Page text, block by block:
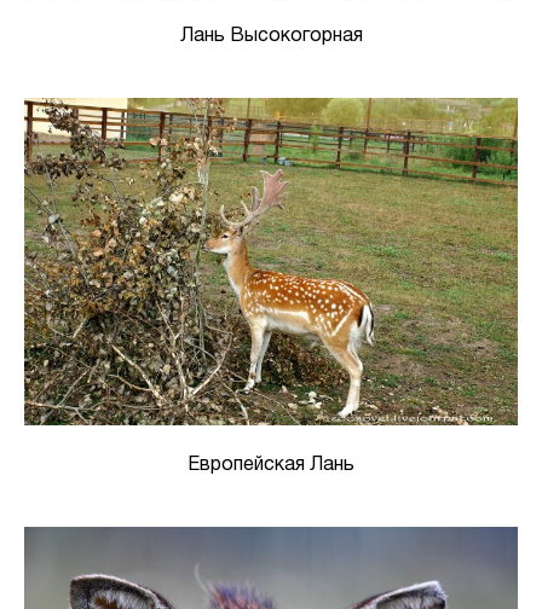
Лань Высокогорная
Европейская Лань